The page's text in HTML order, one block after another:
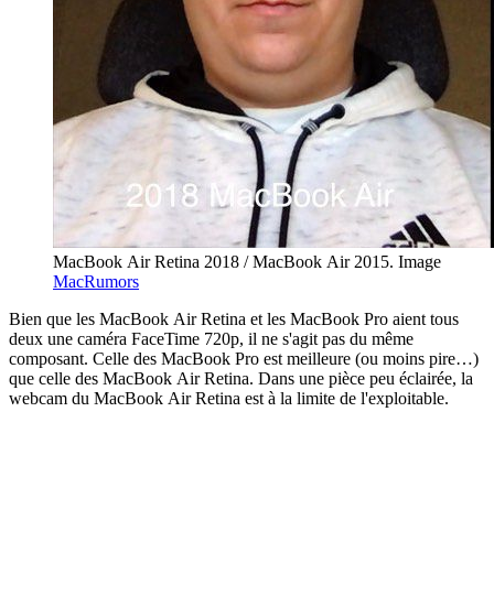
MacBook Air Retina 2018 / MacBook Air 2015. Image
MacRumors
Bien que les MacBook Air Retina et les MacBook Pro aient tous
deux une caméra FaceTime 720p, il ne s'agit pas du même
composant. Celle des MacBook Pro est meilleure (ou moins pire…)
que celle des MacBook Air Retina. Dans une pièce peu éclairée, la
webcam du MacBook Air Retina est à la limite de l'exploitable.